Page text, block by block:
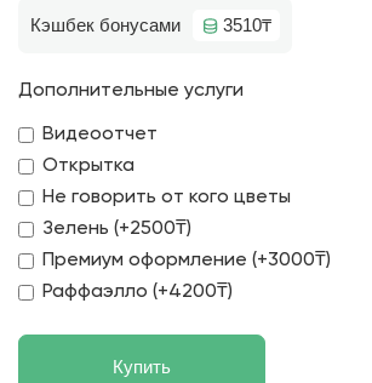
Кэшбек бонусами 3510₸
Дополнительные услуги
Видеоотчет
Открытка
Не говорить от кого цветы
Зелень (+2500₸)
Премиум оформление (+3000₸)
Раффаэлло (+4200₸)
Купить